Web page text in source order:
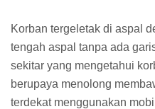
Korban tergeletak di aspal
tengah aspal tanpa ada
sekitar yang mengetahui
berupaya menolong
terdekat menggunakan